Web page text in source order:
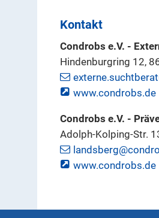
Kontakt
Condrobs e.V. -
Hindenburgring 12,
www.condrobs.de
Condrobs e.V. -
Adolph-Kolping-Str.
www.condrobs.de